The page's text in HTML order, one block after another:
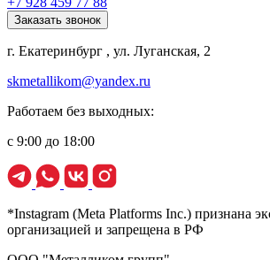
Заказать звонок
г. Екатеринбург , ул. Луганская, 2
skmetallikom@yandex.ru
Работаем без выходных:
с 9:00 до 18:00
*Instagram (Meta Platforms Inc.) признана
организацией и запрещена в РФ